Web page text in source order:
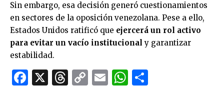
Sin embargo, esa decisión generó cuestionamientos
en sectores de la oposición venezolana. Pese a ello,
Estados Unidos ratificó que ejercerá un rol activo
para evitar un vacío institucional y garantizar
estabilidad.
Facebook
X Threads
CopyEmailWhatsApp